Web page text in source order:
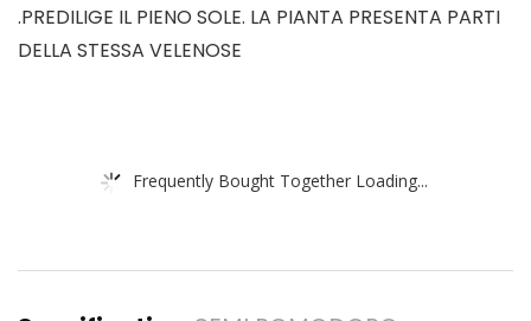
.PREDILIGE IL PIENO SOLE. LA PIANTA PRESENTA PARTI
DELLA STESSA VELENOSE
Frequently Bought Together Loading...